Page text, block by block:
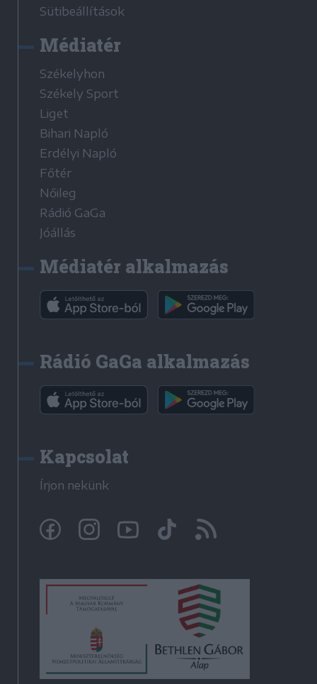
Sütibeállítások
Médiatér
Székelyhon
Székely Sport
Liget
Bihari Napló
Erdélyi Napló
Főtér
Nőileg
Rádió GaGa
Jóállás
Médiatér alkalmazás
Rádió GaGa alkalmazás
Kapcsolat
Írjon nekünk